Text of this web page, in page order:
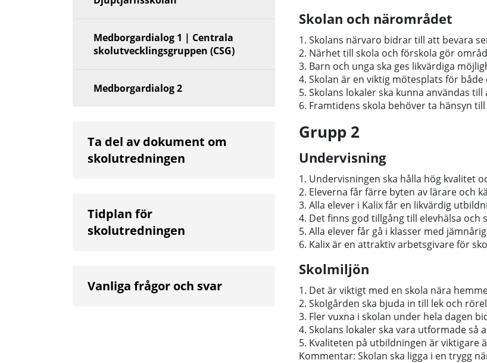
Skolan och närområdet
1. Skolans närvaro bidrar till att bevara
2. Närhet till skola och förskola gör
3. Barn och unga ska ges likvärdiga
4. Skolan är en viktig mötesplats för
5. Skolans lokaler ska kunna användas
6. Framtidens skola behöver ta hänsyn
Grupp 2
Undervisning
1. Undervisningen ska hålla hög kvalitet
2. Eleverna får färre byten av lärare och
3. Alla elever i Kalix får en likvärdig
4. Det finns god tillgång till elevhälsa och
5. Alla elever får gå i klasser med
6. Kalix är en attraktiv arbetsgivare för
Skolmiljön
1. Det är viktigt med en skola nära
2. Skolgården ska bjuda in till lek och
3. Fler vuxna i skolan under hela dagen
4. Skolans lokaler ska vara utformade
5. Kvaliteten på utbildningen är viktigare
Kommentar: Skolan ska ligga i en trygg
Medborgardialog 1 | Centrala
skolutvecklingsgruppen (CSG)
Medborgardialog 2
Ta del av dokument om
skolutredningen
Tidplan för
skolutredningen
Vanliga frågor och svar